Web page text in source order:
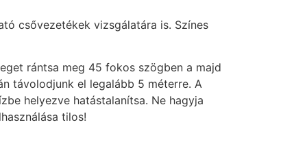
csővezetékek vizsgálatára is. Színes
rántsa meg 45 fokos szögben a majd
távolodjunk el legalább 5 méterre. A
helyezve hatástalanítsa. Ne hagyja
tilos!